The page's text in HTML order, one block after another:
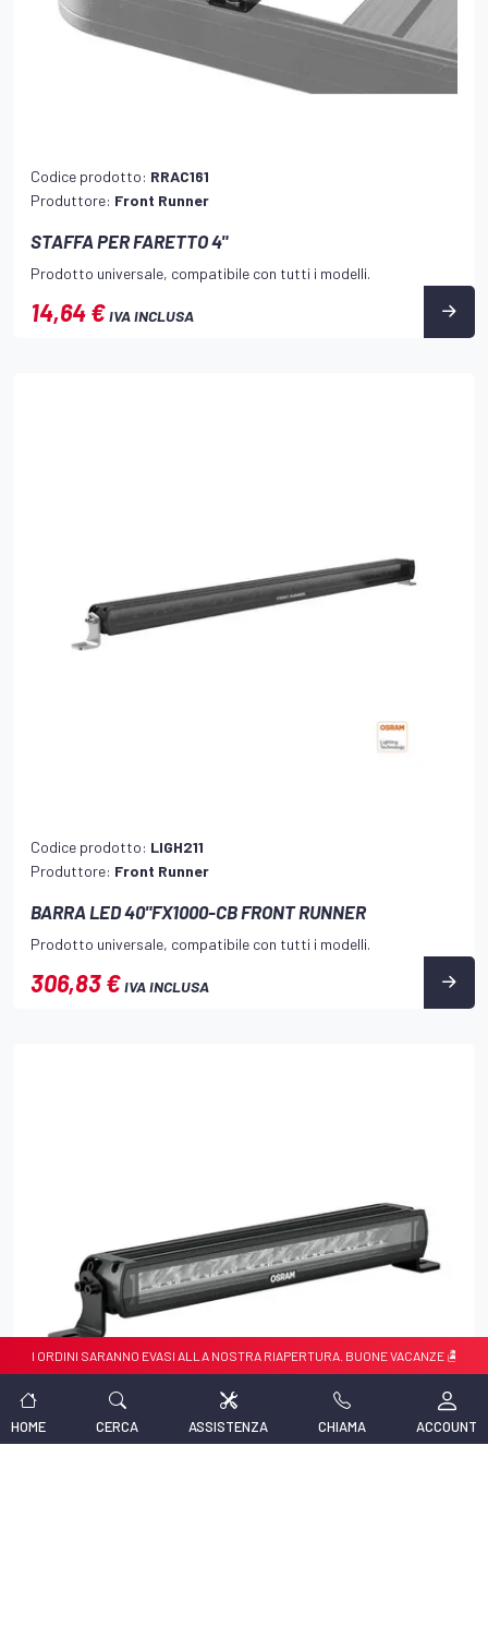
Codice prodotto: RRAC161
Produttore: Front Runner
STAFFA PER FARETTO 4"
Prodotto universale, compatibile con tutti i modelli.
14,64 €IVA INCLUSA
Codice prodotto: LIGH211
Produttore: Front Runner
BARRA LED 40"FX1000-CB FRONT RUNNER
Prodotto universale, compatibile con tutti i modelli.
306,83 €IVA INCLUSA
HOME CERCA ASSISTENZA CHIAMA ACCOUNT
SARANNO EVASI ALLA NOSTRA RIAPERTURA. BUONE VACANZE 🏝️🏝️